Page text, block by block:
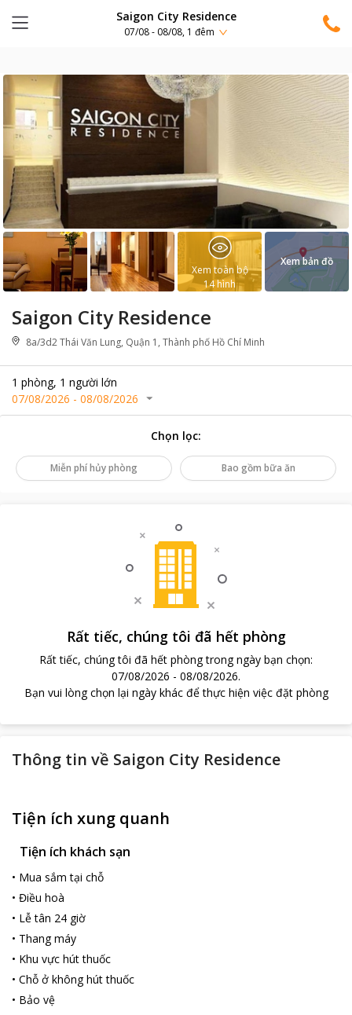
Saigon City Residence
07/08 - 08/08, 1 đêm
Saigon City Residence
8a/3d2 Thái Văn Lung, Quận 1, Thành phố Hồ Chí Minh
1 phòng, 1 người lớn
07/08/2026 - 08/08/2026
Xem toàn bộ
14hình
Xem bản đồ
Chọn lọc:
Miễn phí hủy phòng Bao gồm bữa ăn
Rất tiếc, chúng tôi đã hết phòng
Rất tiếc, chúng tôi đã hết phòng trong ngày bạn chọn:
07/08/2026 - 08/08/2026.
Bạn vui lòng chọn lại ngày khác để thực hiện việc đặt phòng
Thông tin về Saigon City Residence
Tiện ích xung quanh
Tiện ích khách sạn
• Mua sắm tại chỗ
• Điều hoà
• Lễ tân 24 giờ
• Thang máy
• Khu vực hút thuốc
• Chỗ ở không hút thuốc
• Bảo vệ